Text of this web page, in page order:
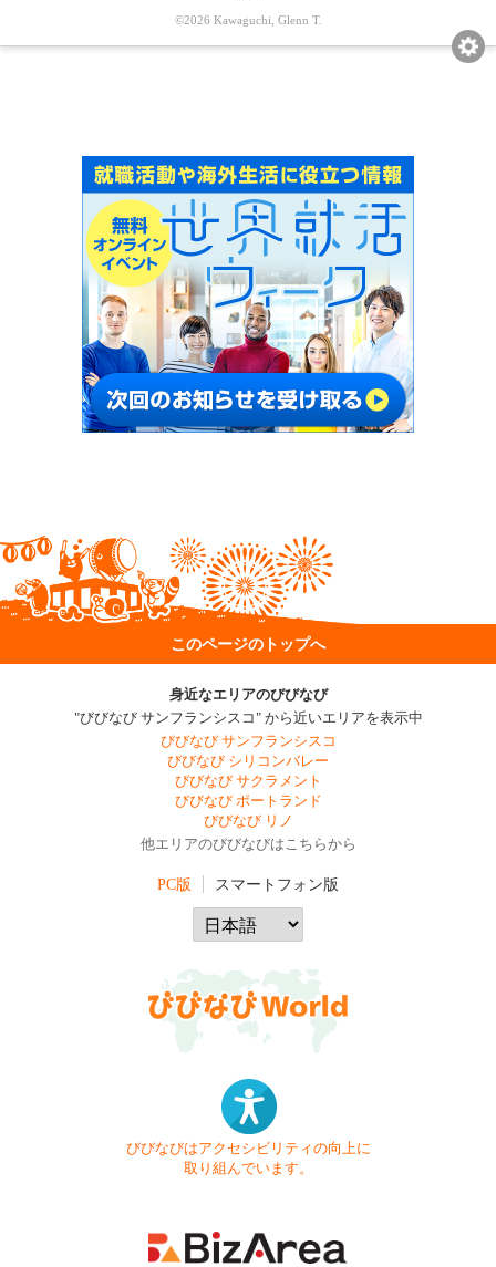
©2026 Kawaguchi, Glenn T.
このページのトップへ
身近なエリアのびびなび
"びびなび サンフランシスコ" から近いエリアを表示中
びびなび サンフランシスコ
びびなび シリコンバレー
びびなび サクラメント
びびなび ポートランド
びびなび リノ
他エリアのびびなびはこちらから
PC版 スマートフォン版
びびなびはアクセシビリティの向上に
取り組んでいます。